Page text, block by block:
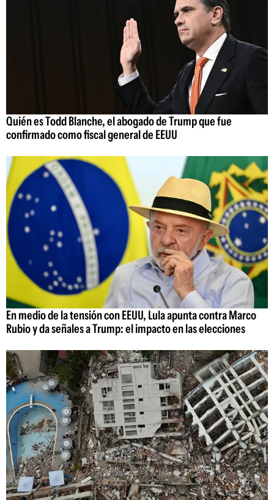
Quién es Todd Blanche, el abogado de Trump que fue
confirmado como fiscal general de EEUU
En medio de la tensión con EEUU, Lula apunta contra Marco
Rubio y da señales a Trump: el impacto en las elecciones